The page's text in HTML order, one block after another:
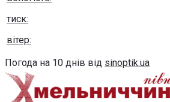
тиск:
вітер:
Погода на 10 днів від sinoptik.ua